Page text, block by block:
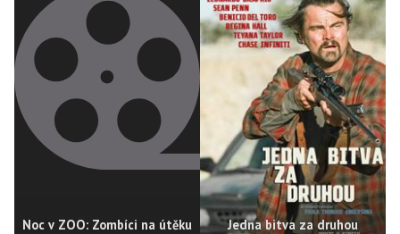
Noc v ZOO: Zombíci na útěku Jedna bitva za druhou